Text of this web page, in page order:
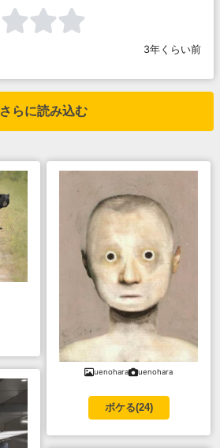
3年くらい前
さらに読み込む
uenohara uenohara
ボケる(24)